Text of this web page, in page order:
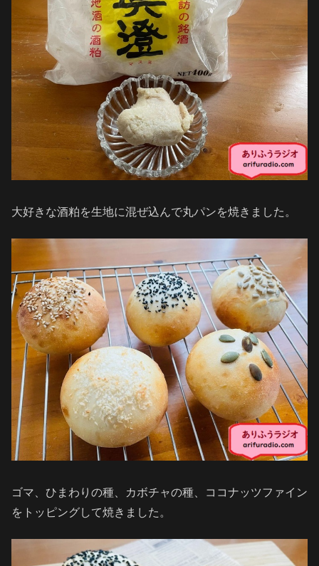
大好きな酒粕を生地に混ぜ込んで丸パンを焼きました。
ゴマ、ひまわりの種、カボチャの種、ココナッツファイン
をトッピングして焼きました。